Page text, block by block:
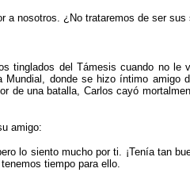
a nosotros. ¿No trataremos de ser
tinglados del Támesis cuando no
Mundial, donde se hizo íntimo
de una batalla, Carlos cayó
amigo:
lo siento mucho por ti. ¡Tenía tan
tiempo para ello.